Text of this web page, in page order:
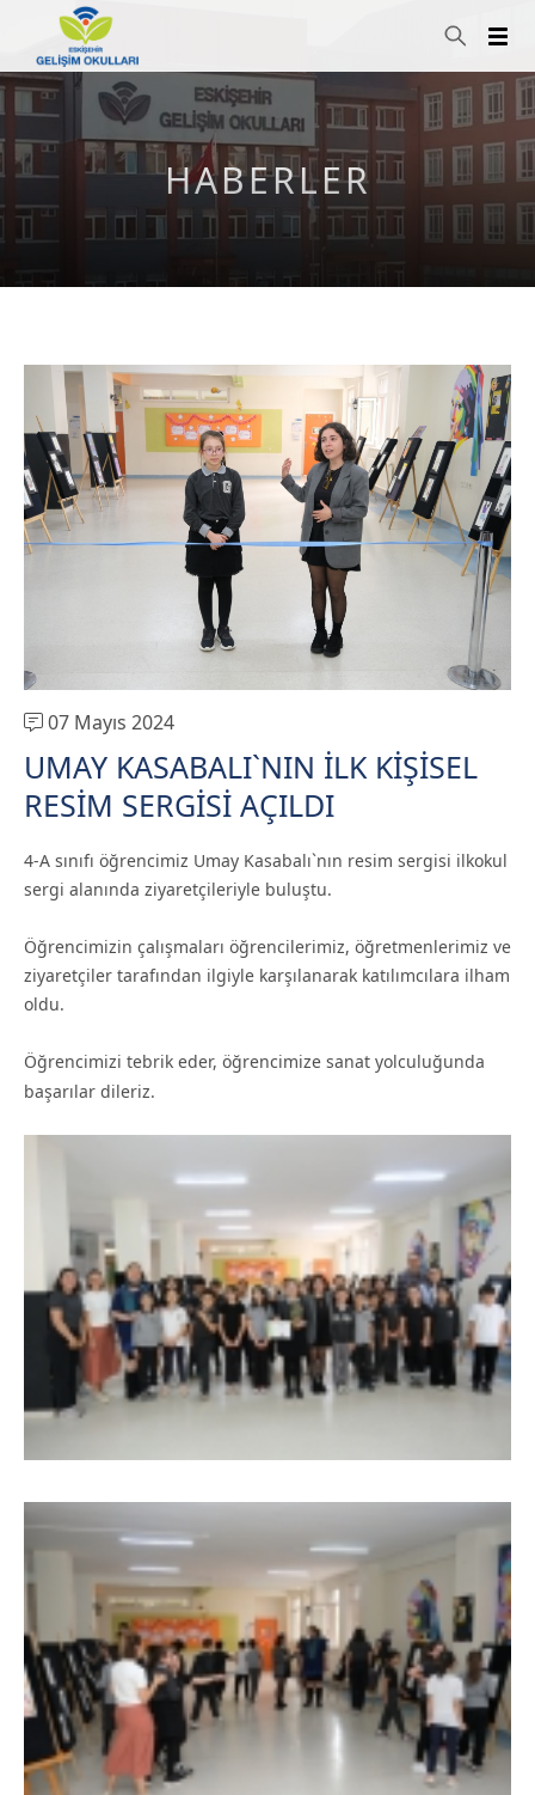
HABERLER
07 Mayıs 2024
UMAY KASABALI`NIN İLK KİŞİSEL
RESİM SERGİSİ AÇILDI
4-A sınıfı öğrencimiz Umay Kasabalı`nın resim sergisi ilkokul
sergi alanında ziyaretçileriyle buluştu.
Öğrencimizin çalışmaları öğrencilerimiz, öğretmenlerimiz ve
ziyaretçiler tarafından ilgiyle karşılanarak katılımcılara ilham
oldu.
Öğrencimizi tebrik eder, öğrencimize sanat yolculuğunda
başarılar dileriz.